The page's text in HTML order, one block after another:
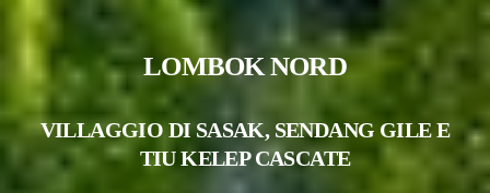
LOMBOK NORD
VILLAGGIO DI SASAK, SENDANG GILE E
TIU KELEP CASCATE